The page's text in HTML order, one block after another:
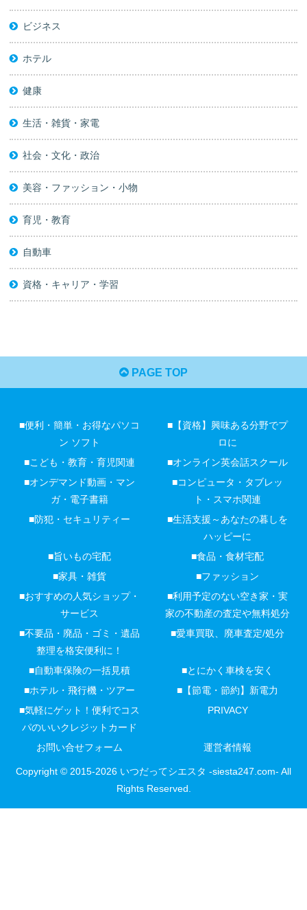
ビジネス
ホテル
健康
生活・雑貨・家電
社会・文化・政治
美容・ファッション・小物
育児・教育
自動車
資格・キャリア・学習
PAGE TOP
■便利・簡単・お得なパソコ
ン ソフト
■【資格】興味ある分野でプ
ロに
■こども・教育・育児関連
■オンライン英会話スクール
■オンデマンド動画・マン
ガ・電子書籍
■コンピュータ・タブレッ
ト・スマホ関連
■防犯・セキュリティー
■生活支援～あなたの暮しを
ハッピーに
■旨いもの宅配
■食品・食材宅配
■家具・雑貨
■ファッション
■おすすめの人気ショップ・
サービス
■利用予定のない空き家・実
家の不動産の査定や無料処分
■不要品・廃品・ゴミ・遺品
整理を格安便利に！
■愛車買取、廃車査定/処分
■自動車保険の一括見積
■とにかく車検を安く
■ホテル・飛行機・ツアー
■【節電・節約】新電力
■気軽にゲット！便利でコス
パのいいクレジットカード
PRIVACY
お問い合せフォーム 運営者情報
Copyright © 2015-2026 いつだってシエスタ -siesta247.com- All
Rights Reserved.